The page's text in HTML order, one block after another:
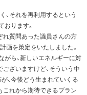
、それを再利用するという
おります。
れ質問あった議員さんの方
画を策定をいたしました。
がら、新しいエネルギーに対
ざいますけど、そういう中
、今後どう生まれていくる
これから期待できるブラン